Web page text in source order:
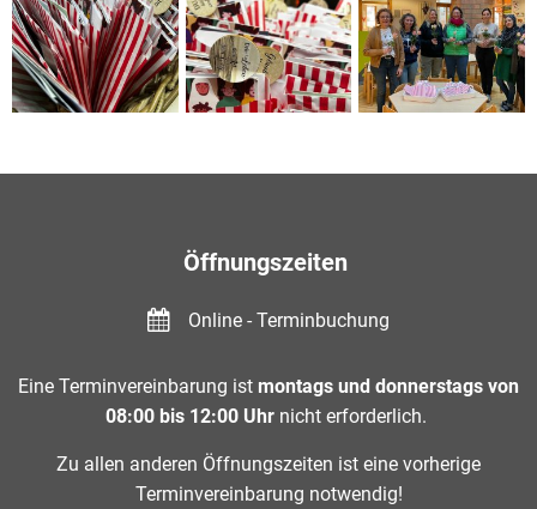
Öffnungszeiten
Online - Terminbuchung
Eine Terminvereinbarung ist montags und donnerstags von
08:00 bis 12:00 Uhr nicht erforderlich.
Zu allen anderen Öffnungszeiten ist eine vorherige
Terminvereinbarung notwendig!